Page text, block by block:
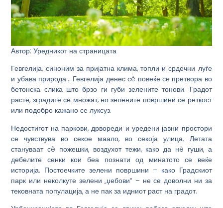
Автор: Уредникот на страницата
Гевгелија, синоним за пријатна клима, топли и срдечни луѓе
и убава природа… Гевгелија денес сè повеќе се претвора во
бетонска слика што брзо ги губи зелените тонови. Градот
расте, зградите се множат, но зелените површини се реткост
или подобро кажано се луксуз.
Недостигот на паркови, дрвореди и уредени јавни простори
се чувствува во секое маало, во секоја улица. Летата
стануваат сè пожешки, воздухот тежи, како да нè гуши, а
дебелите сенки кои беа познати од минатото се веќе
историја. Постоечките зелени површини – како Градскиот
парк или неколкуте зелени „џебови“ – не се доволни ни за
тековната популација, а не пак за идниот раст на градот.